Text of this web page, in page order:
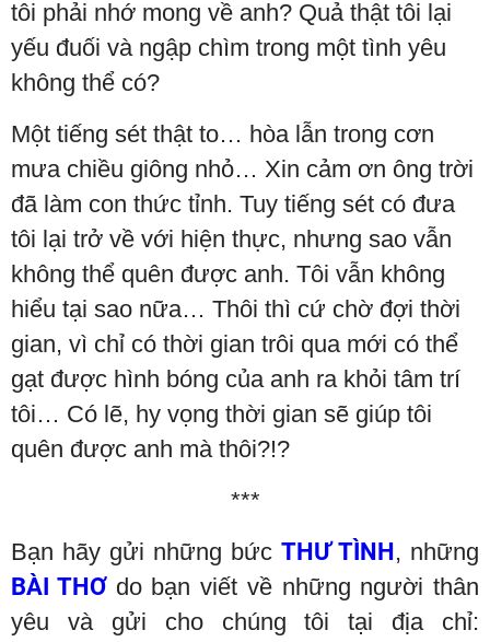
tôi phải nhớ mong về anh? Quả thật tôi lại
yếu đuối và ngập chìm trong một tình yêu
không thể có?
Một tiếng sét thật to… hòa lẫn trong cơn
mưa chiều giông nhỏ… Xin cảm ơn ông trời
đã làm con thức tỉnh. Tuy tiếng sét có đưa
tôi lại trở về với hiện thực, nhưng sao vẫn
không thể quên được anh. Tôi vẫn không
hiểu tại sao nữa… Thôi thì cứ chờ đợi thời
gian, vì chỉ có thời gian trôi qua mới có thể
gạt được hình bóng của anh ra khỏi tâm trí
tôi… Có lẽ, hy vọng thời gian sẽ giúp tôi
quên được anh mà thôi?!?
***
Bạn hãy gửi những bức THƯ TÌ NH , những
BÀI THƠdo bạn viết về những người thân
yêu và gửi cho chúng tôi tại địa chỉ: